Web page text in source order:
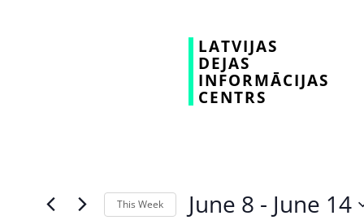
LATVIJAS
DEJAS
INFORMĀCIJAS
CENTRS
This Week June 8 - June 14